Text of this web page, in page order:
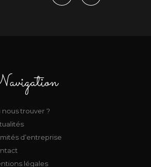
nous trouver ?
d’entreprise
légales